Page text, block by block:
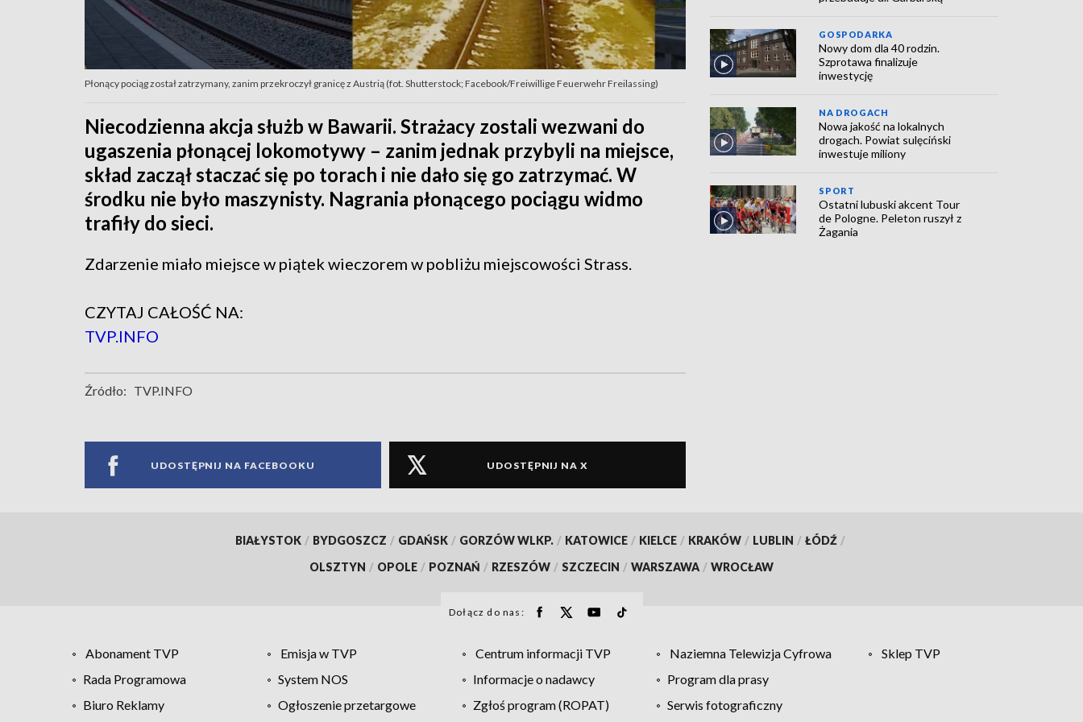
Płonący pociąg został zatrzymany, zanim przekroczył granicę z Austrią (fot. Shutterstock; Facebook/Freiwillige Feuerwehr Freilassing)
Niecodzienna akcja służb w Bawarii. Strażacy zostali wezwani do
ugaszenia płonącej lokomotywy – zanim jednak przybyli na miejsce,
skład zaczął staczać się po torach i nie dało się go zatrzymać. W
środku nie było maszynisty. Nagrania płonącego pociągu widmo
trafiły do sieci.
Zdarzenie miało miejsce w piątek wieczorem w pobliżu miejscowości Strass.
CZYTAJ CAŁOŚĆ NA:
TVP.INFO
Źródło: TVP.INFO
UDOSTĘPNIJ NA FACEBOOKU UDOSTĘPNIJ NA X
GOSPODARKA
Nowy dom dla 40 rodzin.
Szprotawa finalizuje
inwestycję
NA DROGACH
Nowa jakość na lokalnych
drogach. Powiat sulęciński
inwestuje miliony
SPORT
Ostatni lubuski akcent Tour
de Pologne. Peleton ruszył z
Żagania
BIAŁYSTOK / BYDGOSZCZ / GDAŃSK / GORZÓW WLKP. / KATOWICE / KIELCE / KRAKÓW / LUBLIN / ŁÓDŹ /
OLSZTYN / OPOLE / POZNAŃ / RZESZÓW / SZCZECIN / WARSZAWA / WROCŁAW
Dołącz do nas:
Abonament TVP Emisja w TVP Centrum informacji TVP Naziemna Telewizja Cyfrowa
Sklep TVP
Rada Programowa
System NOS Informacje o nadawcy
Program dla prasy
Biuro Reklamy
Ogłoszenie przetargowe Zgłoś program (ROPAT) Serwis fotograficzny